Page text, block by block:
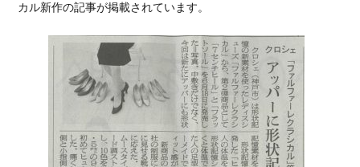
カル新作の記事が掲載されています。